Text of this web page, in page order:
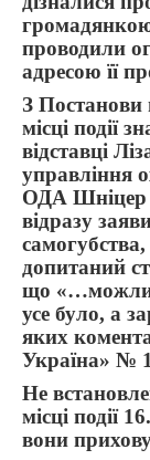
проводили
адресою її
З Постанови
місці події
відставці
управління
ОДА Шніцер
відразу
допитаний
що
усе було, а
яких
Україна» №
Не
місці події
вони